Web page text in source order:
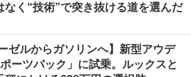
なく“技術”で突き抜ける道を選んだ
ゼルからガソリンへ】新型アウデ
ーツバック」に試乗。ルックスと